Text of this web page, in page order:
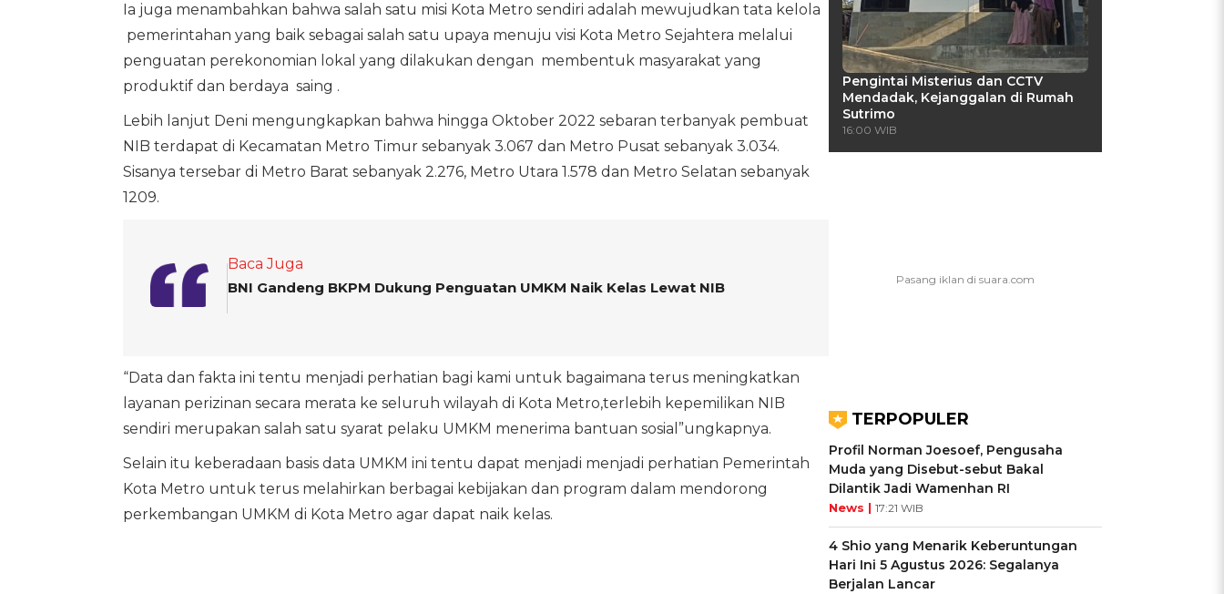
Ia juga menambahkan bahwa salah satu misi Kota Metro sendiri adalah mewujudkan tata kelola
pemerintahan yang baik sebagai salah satu upaya menuju visi Kota Metro Sejahtera melalui
penguatan perekonomian lokal yang dilakukan dengan membentuk masyarakat yang
produktif dan berdaya saing .
Lebih lanjut Deni mengungkapkan bahwa hingga Oktober 2022 sebaran terbanyak pembuat
NIB terdapat di Kecamatan Metro Timur sebanyak 3.067 dan Metro Pusat sebanyak 3.034.
Sisanya tersebar di Metro Barat sebanyak 2.276, Metro Utara 1.578 dan Metro Selatan sebanyak
1209.
Baca Juga
BNI Gandeng BKPM Dukung Penguatan UMKM Naik Kelas Lewat NIB
“Data dan fakta ini tentu menjadi perhatian bagi kami untuk bagaimana terus meningkatkan
layanan perizinan secara merata ke seluruh wilayah di Kota Metro,terlebih kepemilikan NIB
sendiri merupakan salah satu syarat pelaku UMKM menerima bantuan sosial”ungkapnya.
Selain itu keberadaan basis data UMKM ini tentu dapat menjadi menjadi perhatian Pemerintah
Kota Metro untuk terus melahirkan berbagai kebijakan dan program dalam mendorong
perkembangan UMKM di Kota Metro agar dapat naik kelas.
Pengintai Misterius dan CCTV
Mendadak, Kejanggalan di Rumah
Sutrimo
16:00 WIB
TERPOPULER
Profil Norman Joesoef, Pengusaha
Muda yang Disebut-sebut Bakal
Dilantik Jadi Wamenhan RI
News | 17:21 WIB
4 Shio yang Menarik Keberuntungan
Hari Ini 5 Agustus 2026: Segalanya
Berjalan Lancar